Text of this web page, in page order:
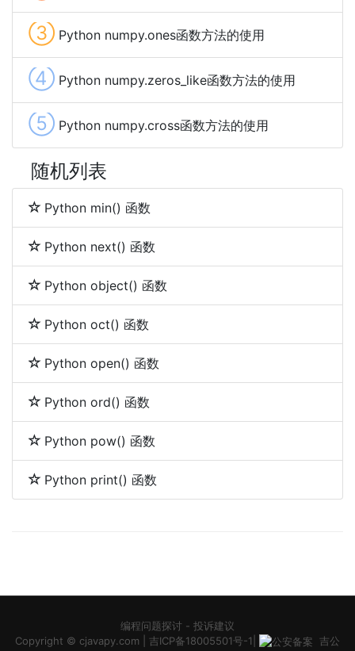
③ Python numpy.ones函数方法的使用
④ Python numpy.zeros_like函数方法的使用
⑤ Python numpy.cross函数方法的使用
随机列表
Python min() 函数
Python next() 函数
Python object() 函数
Python oct() 函数
Python open() 函数
Python ord() 函数
Python pow() 函数
Python print() 函数
编程问题探讨 - 投诉建议
Copyright © cjavapy.com 吉ICP备18005501号-1
吉公